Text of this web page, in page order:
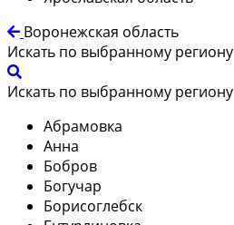
Воронежская область
Искать по выбранному региону
Искать по выбранному региону
Абрамовка
Анна
Бобров
Богучар
Борисоглебск